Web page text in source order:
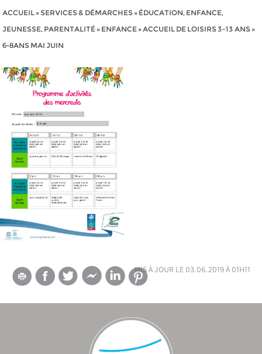
ACCUEIL» SERVICES & DÉMARCHES» ÉDUCATION, ENFANCE,
JEUNESSE, PARENTALITÉ» ENFANCE»ACCUEIL DE LOISIRS 3-13 ANS»
6-8ANS MAI JUIN
mis à jour le 03.06.2019 à 01h11